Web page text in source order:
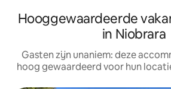
Hooggewaardeerde
in Niobrara
Gasten zijn unaniem: deze
hoog gewaardeerd voor hun